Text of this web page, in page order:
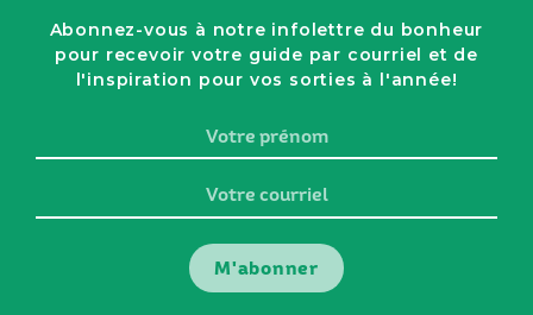
Abonnez-vous à notre infolettre du bonheur
pour recevoir votre guide par courriel et de
l'inspiration pour vos sorties à l'année!
prénom
courriel